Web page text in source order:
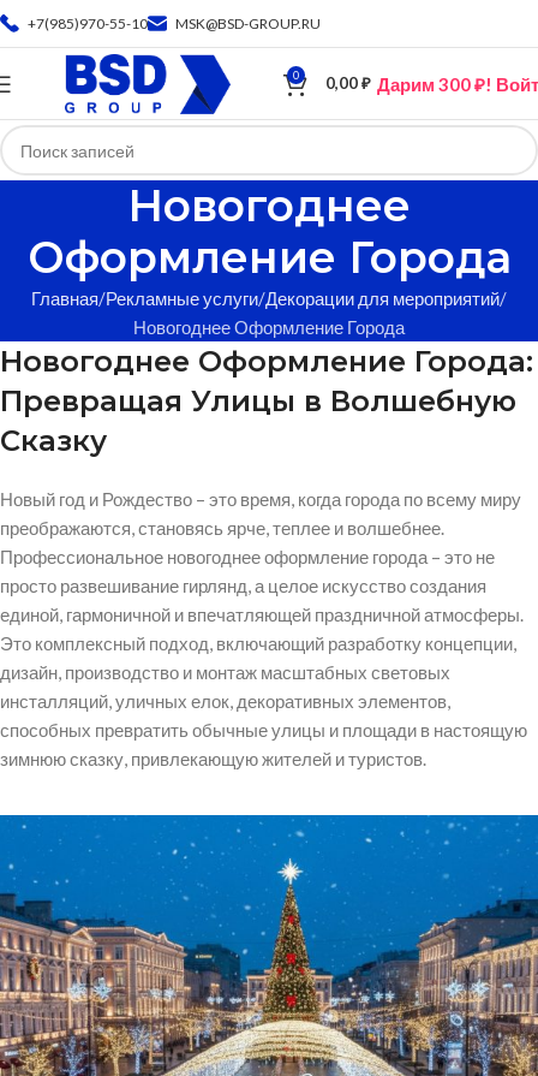
+7(985)970-55-10 MSK@BSD-GROUP.RU
0 0,00₽ Дарим 300 ₽!
Новогоднее
Оформление Города
Главная Рекламные услуги Декорации для мероприятий
Новогоднее Оформление Города
Новогоднее Оформление Города:
Превращая Улицы в Волшебную
Сказку
Новый год и Рождество – это время, когда города по всему миру
преображаются, становясь ярче, теплее и волшебнее.
Профессиональное новогоднее оформление города – это не
просто развешивание гирлянд, а целое искусство создания
единой, гармоничной и впечатляющей праздничной атмосферы.
Это комплексный подход, включающий разработку концепции,
дизайн, производство и монтаж масштабных световых
инсталляций, уличных елок, декоративных элементов,
способных превратить обычные улицы и площади в настоящую
зимнюю сказку, привлекающую жителей и туристов.